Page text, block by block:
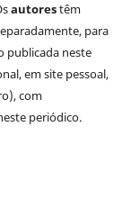
autorestêm
para
publicada neste
em site pessoal,
com
periódico.